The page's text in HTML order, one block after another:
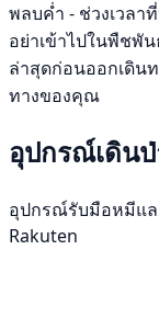
พลบค่ำ - ช่วงเวล
อย่าเข้าไปในพืชพั
ล่าสุดก่อนออกเดิน
ทางของคุณ
อุปกรณ์เดิน
อุปกรณ์รับมือหมีแล
Rakuten